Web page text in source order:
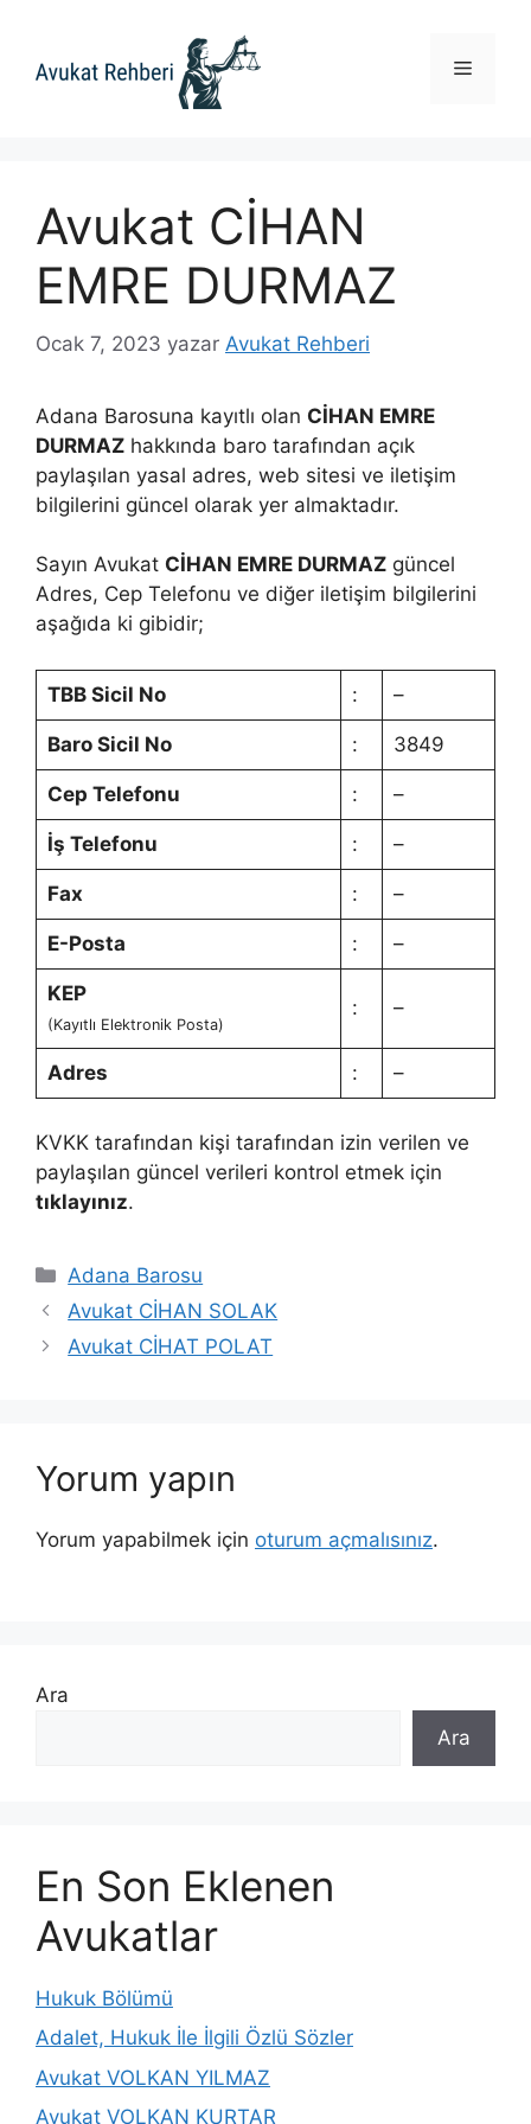
Menü
Avukat CİHAN
EMRE DURMAZ
Ocak 7, 2023 yazar Avukat Rehberi
Adana Barosuna kayıtlı olan CİHAN EMRE
DURMAZ hakkında baro tarafından açık
paylaşılan yasal adres, web sitesi ve iletişim
bilgilerini güncel olarak yer almaktadır.
Sayın Avukat CİHAN EMRE DURMAZ güncel
Adres, Cep Telefonu ve diğer iletişim bilgilerini
aşağıda ki gibidir;
TBB Sicil No : –
Baro Sicil No : 3849
Cep Telefonu : –
İş Telefonu : –
Fax : –
E-Posta : –
KEP
(Kayıtlı Elektronik Posta)
: –
Adres : –
KVKK tarafından kişi tarafından izin verilen ve
paylaşılan güncel verileri kontrol etmek için
tıklayınız.
Kategoriler
Adana Barosu
Avukat CİHAN SOLAK
Avukat CİHAT POLAT
Yorum yapın
Yorum yapabilmek için oturum açmalısınız.
Ara
Ara
En Son Eklenen
Avukatlar
Hukuk Bölümü
Adalet, Hukuk İle İlgili Özlü Sözler
Avukat VOLKAN YILMAZ
Avukat VOLKAN KURTAR